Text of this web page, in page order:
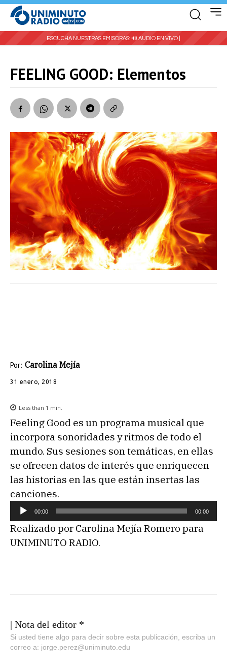
ESCUCHA NUESTRAS EMISORAS: 🔊 AUDIO EN VIVO |
FEELING GOOD: Elementos
Por: Carolina Mejía
31 enero, 2018
Less than 1 min.
Feeling Good es un programa musical que
incorpora sonoridades y ritmos de todo el
mundo. Sus sesiones son temáticas, en ellas
se ofrecen datos de interés que enriquecen
las historias en las que están insertas las
canciones.
e
p
r
t
o
r
00:00 00:00
Realizado por Carolina Mejía Romero para
UNIMINUTO RADIO.
| Nota del editor *
Si usted tiene algo para decir sobre esta publicación, escriba un
correo a: jorge.perez@uniminuto.edu